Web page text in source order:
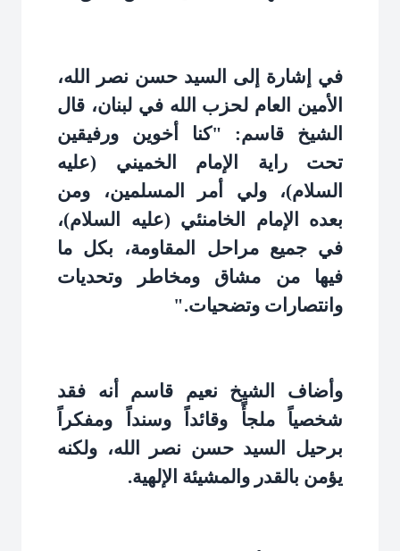
في إشارة إلى السيد حسن نصر الله،
الأمين العام لحزب الله في لبنان، قال
الشيخ قاسم: "كنا أخوين ورفيقين
تحت راية الإمام الخميني (عليه
السلام)، ولي أمر المسلمين، ومن
بعده الإمام الخامنئي (عليه السلام)،
في جميع مراحل المقاومة، بكل ما
فيها من مشاق ومخاطر وتحديات
وانتصارات وتضحيات".
وأضاف الشيخ نعيم قاسم أنه فقد
شخصياً ملجأً وقائداً وسنداً ومفكراً
برحيل السيد حسن نصر الله، ولكنه
يؤمن بالقدر والمشيئة الإلهية.